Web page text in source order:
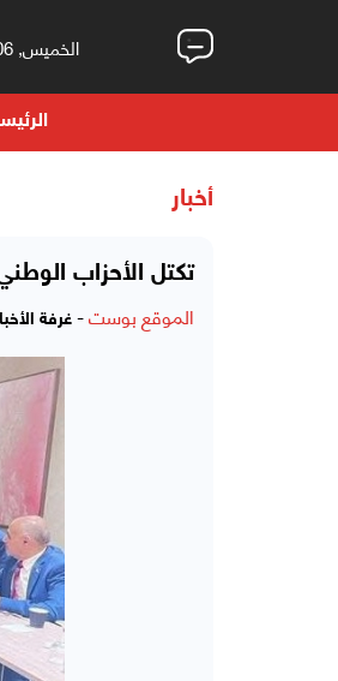
الخميس, 06 أغسطس, 2026 08:26 مساءً
أخبار
تكتل الأحزاب
الموقع بوست- غرفة